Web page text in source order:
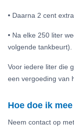
• Daarna 2 cent
• Na elke 250 liter
volgende tankbeurt).
Voor iedere liter die
een vergoeding van
Hoe doe ik
Neem contact op